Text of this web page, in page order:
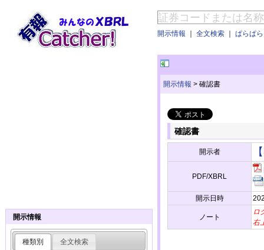
開示情報 ｜ 全文検索 ｜ ぱらぱ
開示情報 > 確認書
確認書
開示者
PDF/XBRL
開示日時
ノート
ロ
右
開示情報
種類別 全文検索